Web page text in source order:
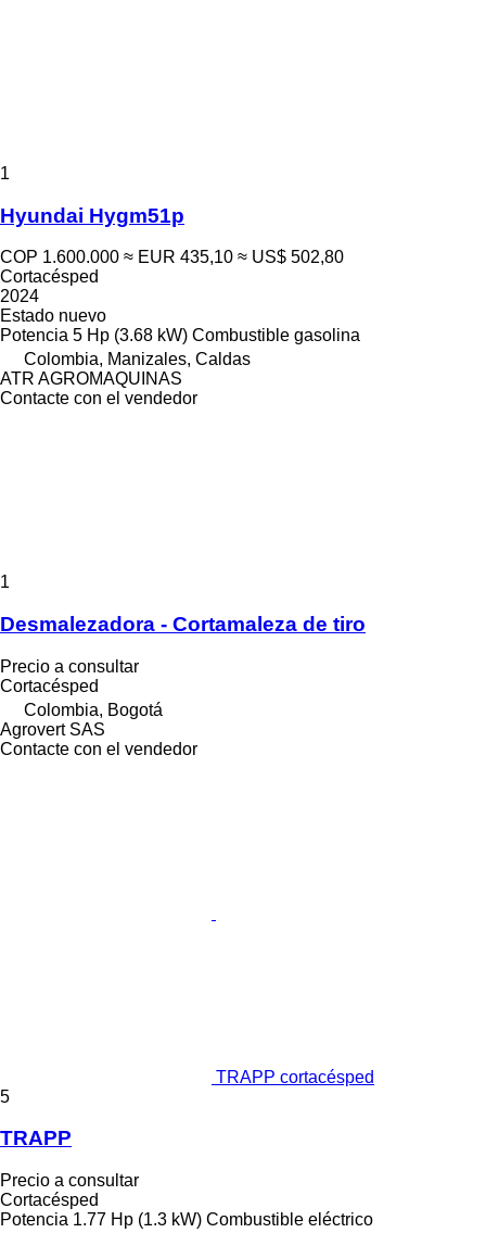
1
Hyundai Hygm51p
COP 1.600.000 ≈ EUR 435,10 ≈ US$ 502,80
Cortacésped
2024
Estado nuevo
Potencia 5 Hp (3.68 kW) Combustible gasolina
Colombia, Manizales, Caldas
ATR AGROMAQUINAS
Contacte con el vendedor
1
Desmalezadora - Cortamaleza de tiro
Precio a consultar
Cortacésped
Colombia, Bogotá
Agrovert SAS
Contacte con el vendedor
TRAPP cortacésped
5
TRAPP
Precio a consultar
Cortacésped
Potencia 1.77 Hp (1.3 kW) Combustible eléctrico